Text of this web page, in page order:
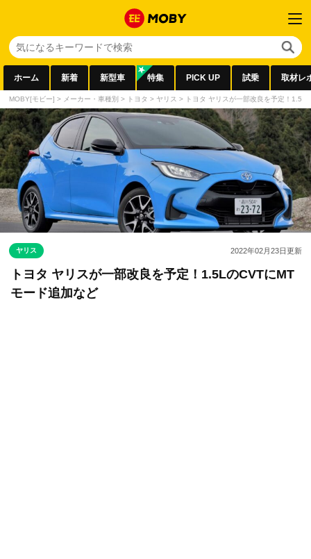
ホーム 新着 新型車 特集 PICK UP 試乗 取材レ
MOBY[モビー] > メーカー・車種別 > トヨタ > ヤリス > トヨタ ヤリスが一部改良を予定！1.5L
ヤリス 2022年02月23日更新
トヨタ ヤリスが一部改良を予定！1.5LのCVTにMT
モード追加など